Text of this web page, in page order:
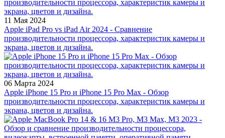
11 Мая 2024
Apple iPad Pro vs iPad Air 2024 - Сравнение
производительности процессора, характеристик камеры и
экрана, цветов и дизайна.
06 Марта 2024
Apple iPhone 15 Pro и iPhone 15 Pro Max - Обзор
производительности процессора, характеристик камеры и
экрана, цветов и дизайна.